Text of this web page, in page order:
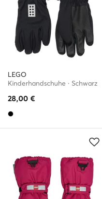
LEGO
Kinderhandschuhe · Schwarz
28,00 €